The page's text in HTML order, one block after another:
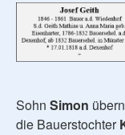
Sohn Simon
die Bauerstochter